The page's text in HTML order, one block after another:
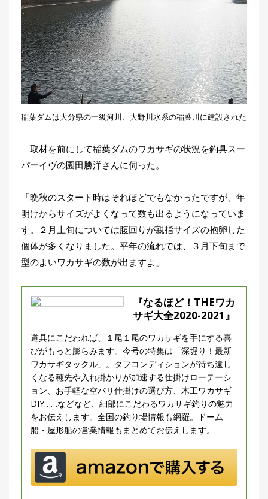
稲葉ダムは大分県の一級河川、大野川水系の稲葉川に建設された
取材を前にして稲葉ダムのワカサギの状況を釣具スー
パーイヴの園田勝洋さんに伺った。
「晩秋のスタート時はそれほどでもなかったですが、年
明けからサイズがよくなって数も出るようになっていま
す。２月上旬については腹回りが親指サイズの抱卵した
個体が多くなりました。平年の流れでは、３月下旬まで
型のよいワカサギの数が出ますよ」
『なるほど！THEワカ
サギ大全2020-2021』
道具にこだわれば、１尾１尾のワカサギを手にする喜
びがもっと膨らみます。今号の特集は「深堀り！最新
ワカサギタックル」。タフコンディションが待ち遠し
くなる穂先や入れ掛かりが加速する仕掛けローテーシ
ョン、お手軽な空バリ仕掛けの選び方、木工ワカサギ
DIY……などなど、細部にこだわるワカサギ釣りの魅力
をお伝えします。全国の釣り場情報も網羅。ドーム
船・屋形船の営業情報もまとめてお伝えします。